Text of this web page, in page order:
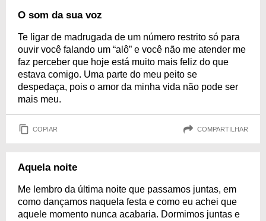
O som da sua voz
Te ligar de madrugada de um número restrito só para
ouvir você falando um “alô” e você não me atender me
faz perceber que hoje está muito mais feliz do que
estava comigo. Uma parte do meu peito se
despedaça, pois o amor da minha vida não pode ser
mais meu.
COPIAR COMPARTILHAR
Aquela noite
Me lembro da última noite que passamos juntas, em
como dançamos naquela festa e como eu achei que
aquele momento nunca acabaria. Dormimos juntas e